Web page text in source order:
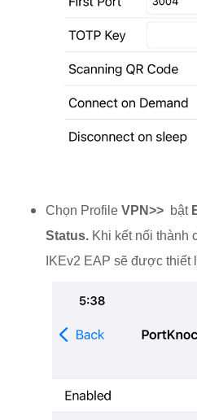
Chọn Profile VPN>> bật
Status. Khi kết nối thành
IKEv2 EAP sẽ được thiết